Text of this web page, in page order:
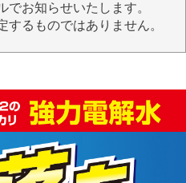
お知らせいたします。
るものではありません。